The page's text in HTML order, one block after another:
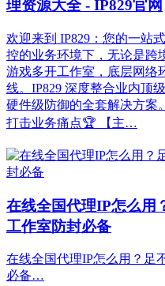
理资源大全 - IP829官网
欢迎来到 IP829：您的一站
控的业务环境下，无论是跨
游戏多开工作室，底层网络
线。IP829 深度整合业内顶
硬件级防御的全套解决方案
打击业务痛点🏆 【主…
在线全国代理IP怎么用
工作室防封必备
在线全国代理IP怎么用？足
必备…